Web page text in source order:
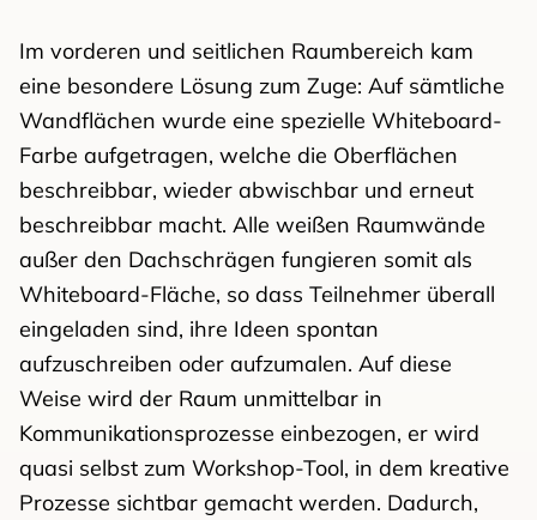
Im vorderen und seitlichen Raumbereich kam
eine besondere Lösung zum Zuge: Auf sämtliche
Wandflächen wurde eine spezielle Whiteboard-
Farbe aufgetragen, welche die Oberflächen
beschreibbar, wieder abwischbar und erneut
beschreibbar macht. Alle weißen Raumwände
außer den Dachschrägen fungieren somit als
Whiteboard-Fläche, so dass Teilnehmer überall
eingeladen sind, ihre Ideen spontan
aufzuschreiben oder aufzumalen. Auf diese
Weise wird der Raum unmittelbar in
Kommunikationsprozesse einbezogen, er wird
quasi selbst zum Workshop-Tool, in dem kreative
Prozesse sichtbar gemacht werden. Dadurch,